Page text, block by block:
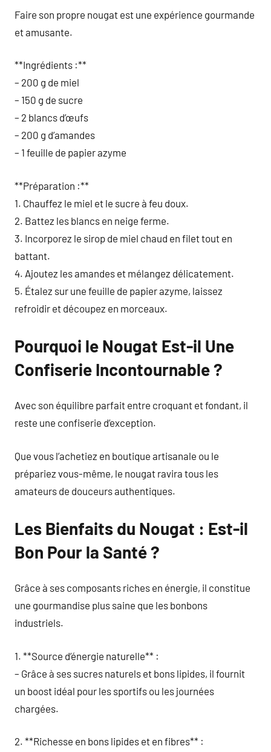
Faire son propre nougat est une expérience gourmande
et amusante.
**Ingrédients :**
– 200 g de miel
– 150 g de sucre
– 2 blancs d’œufs
– 200 g d’amandes
– 1 feuille de papier azyme
**Préparation :**
1. Chauffez le miel et le sucre à feu doux.
2. Battez les blancs en neige ferme.
3. Incorporez le sirop de miel chaud en filet tout en
battant.
4. Ajoutez les amandes et mélangez délicatement.
5. Étalez sur une feuille de papier azyme, laissez
refroidir et découpez en morceaux.
Pourquoi le Nougat Est-il Une
Confiserie Incontournable ?
Avec son équilibre parfait entre croquant et fondant, il
reste une confiserie d’exception.
Que vous l’achetiez en boutique artisanale ou le
prépariez vous-même, le nougat ravira tous les
amateurs de douceurs authentiques.
Les Bienfaits du Nougat : Est-il
Bon Pour la Santé ?
Grâce à ses composants riches en énergie, il constitue
une gourmandise plus saine que les bonbons
industriels.
1. **Source d’énergie naturelle** :
– Grâce à ses sucres naturels et bons lipides, il fournit
un boost idéal pour les sportifs ou les journées
chargées.
2. **Richesse en bons lipides et en fibres** :